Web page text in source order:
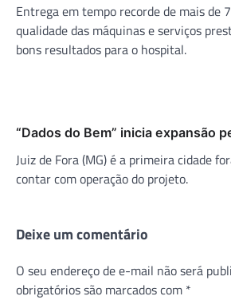
Entrega em tempo recorde de mais de
qualidade das máquinas e serviços
bons resultados para o hospital.
“Dados do Bem” inicia expansão
Juiz de Fora (MG) é a primeira cidade
contar com operação do projeto.
Deixe um comentário
O seu endereço de e-mail não será
obrigatórios são marcados com *